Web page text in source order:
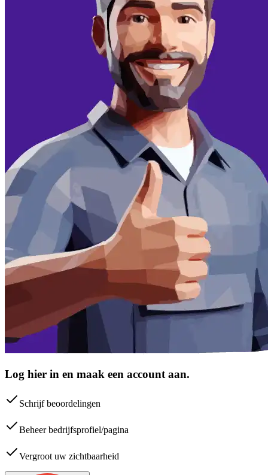
Log hier in en maak een account aan.
Schrijf beoordelingen
Beheer bedrijfsprofiel/pagina
Vergroot uw zichtbaarheid